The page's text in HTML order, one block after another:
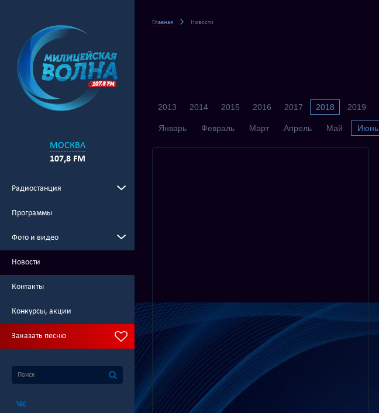
МОСКВА
107,8 FM
Радиостанция
Программы
Фото и видео
Новости
Контакты
Конкурсы, акции
Заказать песню
Главная Новости
2013 2014 2015 2016 2017 2018 2019
Январь Февраль Март Апрель Май Июнь